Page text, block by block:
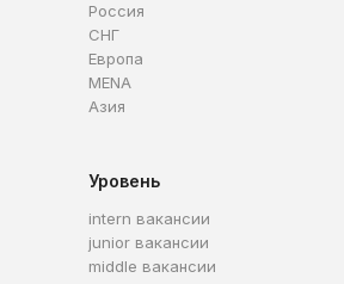
Россия
СНГ
Европа
MENA
Азия
Уровень
intern вакансии
junior вакансии
middle вакансии